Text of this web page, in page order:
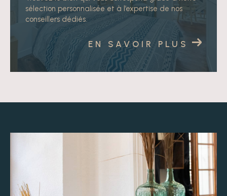
sélection personnalisée et à l’expertise de nos
conseillers dédiés.
EN SAVOIR PLUS